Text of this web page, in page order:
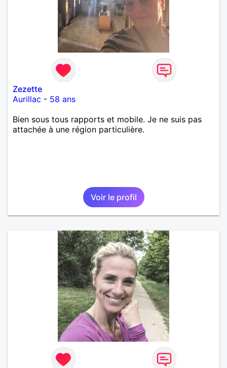
Zezette
Aurillac - 58 ans
Bien sous tous rapports et mobile. Je ne suis pas
attachée à une région particulière.
Voir le profil